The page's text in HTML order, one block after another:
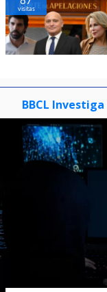
visitas
BBCL Investiga